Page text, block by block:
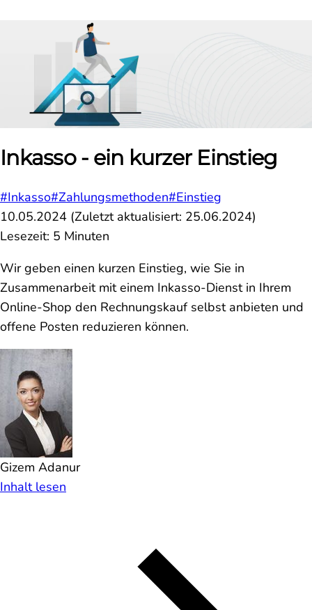
Inkasso - ein kurzer Einstieg
#Inkasso#Zahlungsmethoden#Einstieg
10.05.2024 (Zuletzt aktualisiert: 25.06.2024)
Lesezeit: 5 Minuten
Wir geben einen kurzen Einstieg, wie Sie in
Zusammenarbeit mit einem Inkasso-Dienst in Ihrem
Online-Shop den Rechnungskauf selbst anbieten und
offene Posten reduzieren können.
Gizem Adanur
Inhalt lesen